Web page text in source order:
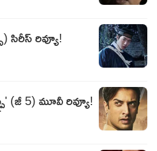
సిరీస్ రివ్యూ!
(జీ 5) మూవీ రివ్యూ!